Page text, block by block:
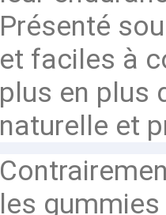
Présenté
et faciles à
plus en plus
naturelle et
les